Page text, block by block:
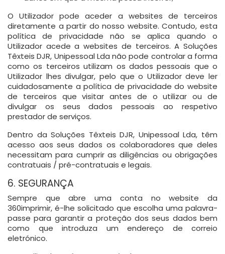
O Utilizador pode aceder a websites de terceiros
diretamente a partir do nosso website. Contudo, esta
política de privacidade não se aplica quando o
Utilizador acede a websites de terceiros. A Soluções
Têxteis DJR, Unipessoal Lda não pode controlar a forma
como os terceiros utilizam os dados pessoais que o
Utilizador lhes divulgar, pelo que o Utilizador deve ler
cuidadosamente a política de privacidade do website
de terceiros que visitar antes de o utilizar ou de
divulgar os seus dados pessoais ao respetivo
prestador de serviços.
Dentro da Soluções Têxteis DJR, Unipessoal Lda, têm
acesso aos seus dados os colaboradores que deles
necessitam para cumprir as diligências ou obrigações
contratuais / pré-contratuais e legais.
6. SEGURANÇA
Sempre que abre uma conta no website da
360imprimir, é-lhe solicitado que escolha uma palavra-
passe para garantir a proteção dos seus dados bem
como que introduza um endereço de correio
eletrónico.